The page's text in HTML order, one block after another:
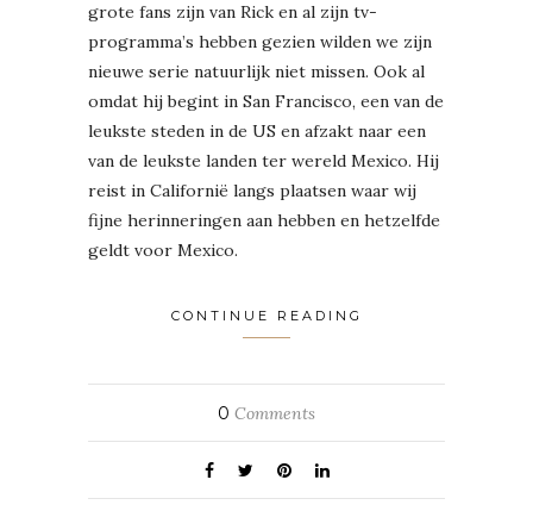
grote fans zijn van Rick en al zijn tv-
programma’s hebben gezien wilden we zijn
nieuwe serie natuurlijk niet missen. Ook al
omdat hij begint in San Francisco, een van de
leukste steden in de US en afzakt naar een
van de leukste landen ter wereld Mexico. Hij
reist in Californië langs plaatsen waar wij
fijne herinneringen aan hebben en hetzelfde
geldt voor Mexico.
CONTINUE READING
0 Comments